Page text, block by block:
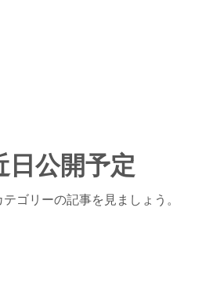
日公開予定
ゴリーの記事を見ましょう。